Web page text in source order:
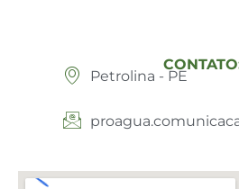
Petrolina - PE